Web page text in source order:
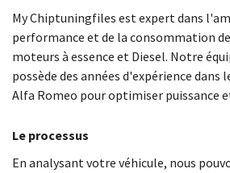
My Chiptuningfiles est expert dans
performance et de la consommation
moteurs à essence et Diesel. Notre
possède des années d'expérience
Alfa Romeo pour optimiser puissance
Le processus
En analysant votre véhicule, nous